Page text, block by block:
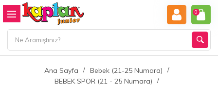
0
Ana Sayfa
Bebek (21-25 Numara)
BEBEK SPOR (21 - 25 Numara)